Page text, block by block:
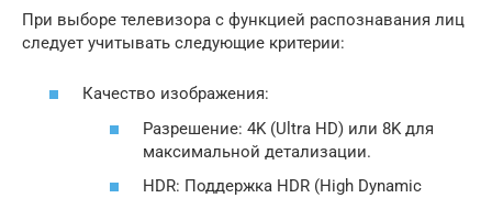
При выборе телевизора с функцией распознавания лиц
следует учитывать следующие критерии:
Качество изображения:
Разрешение: 4K (Ultra HD) или 8K для
максимальной детализации.
HDR: Поддержка HDR (High Dynamic